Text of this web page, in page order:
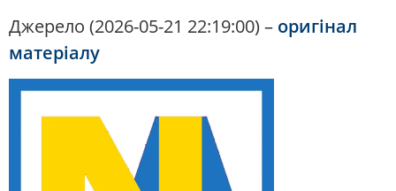
Джерело (2026-05-21 22:19:00) – оригінал
матеріалу